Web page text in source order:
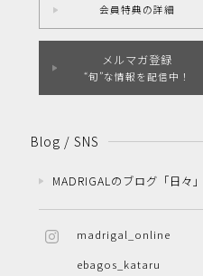
会員特典の詳細
メルマガ登録
“旬”な情報を配信中！
Blog / SNS
MADRIGALのブログ「日々」
madrigal_online
ebagos_kataru